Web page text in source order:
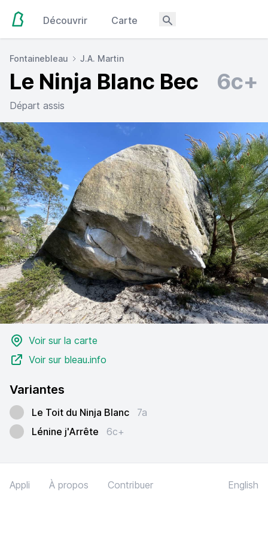
Découvrir Carte
Fontainebleau J.A. Martin
Le Ninja Blanc Bec 6c+
Départ assis
Voir sur la carte
Voir sur bleau.info
Variantes
Le Toit du Ninja Blanc
7a
Lénine j'Arrête
6c+
Appli À propos Contribuer English